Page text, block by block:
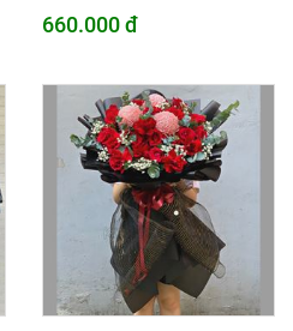
660.000 đ